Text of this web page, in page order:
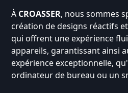
À CROASSER, nous sommes
création de designs réactifs
qui offrent une expérience
appareils, garantissant ainsi
expérience exceptionnelle,
ordinateur de bureau ou un